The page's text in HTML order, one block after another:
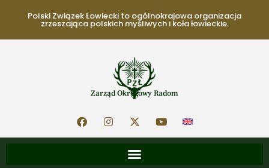
Polski Związek Łowiecki to ogólnokrajowa organizacja
zrzeszająca polskich myśliwych i koła łowieckie.
Zarząd Okręgowy Radom